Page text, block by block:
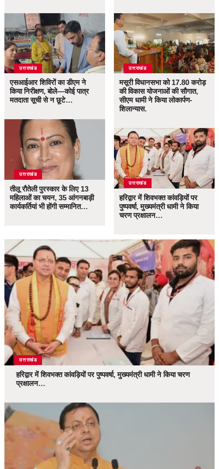
उत्तराखंड
एसआईआर शिविरों का डीएम ने
किया निरीक्षण, बोले—कोई पात्र
मतदाता सूची से न छूटे…
उत्तराखंड
तीलू रौतेली पुरस्कार के लिए 13
महिलाओं का चयन, 35 आंगनबाड़ी
कार्यकर्तियां भी होंगी सम्मानित…
उत्तराखंड
मसूरी विधानसभा को 17.80 करोड़
की विकास योजनाओं की सौगात,
सीएम धामी ने किया लोकार्पण-
शिलान्यास.
उत्तराखंड
हरिद्वार में शिवभक्त कांवड़ियों पर
पुष्पवर्षा, मुख्यमंत्री धामी ने किया
चरण प्रक्षालन…
उत्तराखंड
हरिद्वार में शिवभक्त कांवड़ियों पर पुष्पवर्षा, मुख्यमंत्री धामी ने किया चरण
प्रक्षालन…